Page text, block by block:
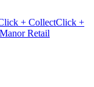
+ CollectClick +
Manor Retail